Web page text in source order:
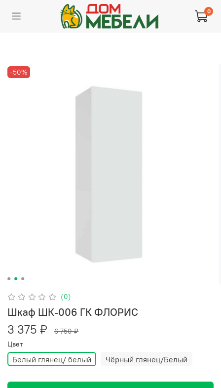
0
-50%
(0)
Шкаф ШК-006 ГК ФЛОРИС
3 375 ₽
6 750 ₽
Цвет
Белый глянец/ белый Чёрный глянец/Белый